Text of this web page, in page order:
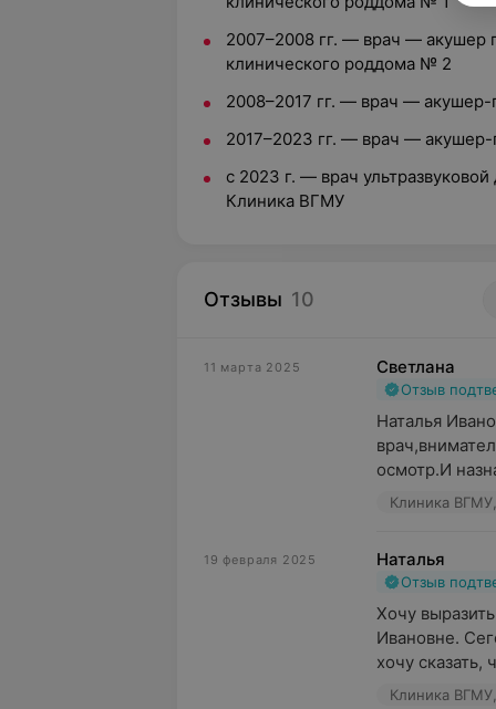
2007–2008 гг. — врач — акушер
клинического роддома № 2
2008–2017 гг. — врач —
2017–2023 гг. — врач —
с 2023 г. — врач
Клиника ВГМУ
Отзывы 10
11 марта 2025 Светлана
Отзыв
Наталья
осмотр.И
Клиника
19 февраля 2025 Наталья
Отзыв
Хочу
Ивановне.
хочу сказать,
Клиника